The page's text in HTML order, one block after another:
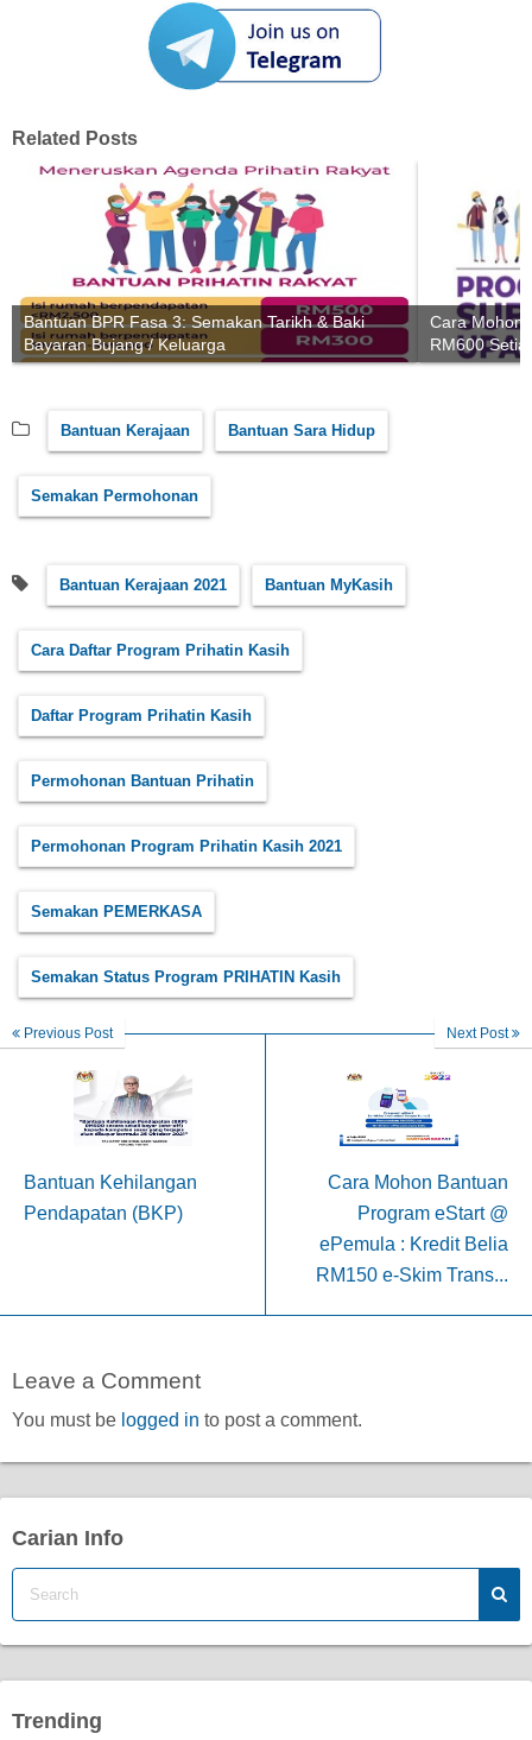
Related Posts
Bantuan BPR Fasa 3: Semakan Tarikh & Baki
Bayaran Bujang / Keluarga
Cara Mohon
RM600
Bantuan Kerajaan Bantuan Sara Hidup
Semakan Permohonan
Bantuan Kerajaan 2021 Bantuan MyKasih
Cara Daftar Program Prihatin Kasih
Daftar Program Prihatin Kasih
Permohonan Bantuan Prihatin
Permohonan Program Prihatin Kasih 2021
Semakan PEMERKASA
Semakan Status Program PRIHATIN Kasih
Previous Post
Bantuan Kehilangan
Pendapatan (BKP)
Next Post
Cara Mohon Bantuan
Program eStart @
ePemula : Kredit Belia
RM150 e-Skim Trans...
Leave a Comment
You must be logged in to post a comment.
Carian Info
Trending